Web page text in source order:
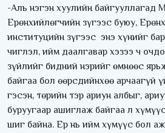
-Аль нэгэн хуулийн байгууллагад
Ерөнхийлөгчийн зүгээс буюу,
институцийн зүгээс энэ хүнийг
чиглэл, ийм даалгавар хэзээ ч
зүйлийг бидний нэрийг өмнөөс
байгаа бол өөрсдийнхөө арчаагүй
гэсэн, төрийн тэр ариун албыг,
буруугаар ашиглаж байгаа л
шиг байна. Ер нь ийм хүмүүс бол